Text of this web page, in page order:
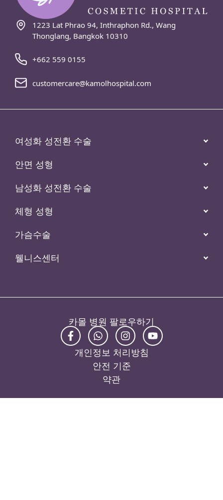
1223 Lat Phrao 94, Inthraphon Rd., Wang
Thonglang, Bangkok 10310
+662 559 0155
customercare@kamolhospital.com
여성화 성전환 수술
안면 성형
남성화 성전환 수술
체형 성형
가슴수술
웰니스센터
카몰 병원 팔로우하기
개인정보 처리방침
안전 기준
약관